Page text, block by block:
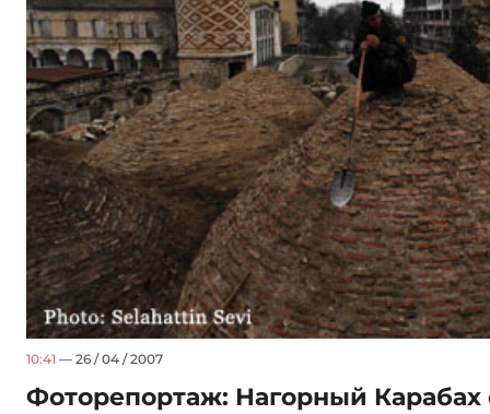
10:41 — 26 / 04 / 2007
Фоторепортаж: Нагорный Карабах